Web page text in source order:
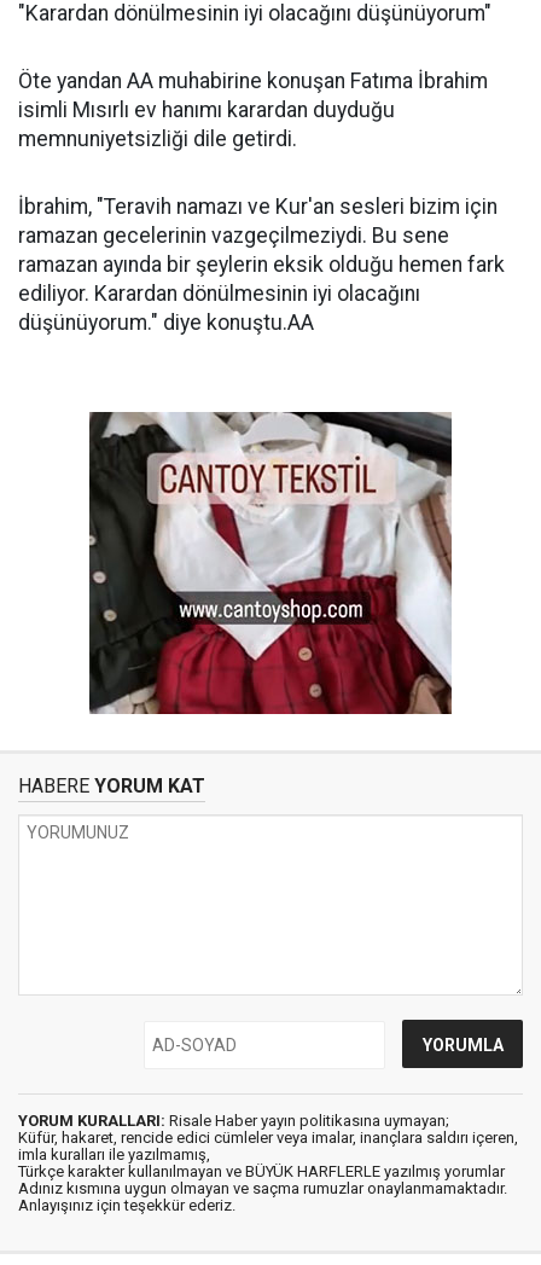
"Karardan dönülmesinin iyi olacağını düşünüyorum"
Öte yandan AA muhabirine konuşan Fatıma İbrahim
isimli Mısırlı ev hanımı karardan duyduğu
memnuniyetsizliği dile getirdi.
İbrahim, "Teravih namazı ve Kur'an sesleri bizim için
ramazan gecelerinin vazgeçilmeziydi. Bu sene
ramazan ayında bir şeylerin eksik olduğu hemen fark
ediliyor. Karardan dönülmesinin iyi olacağını
düşünüyorum." diye konuştu.AA
HABERE YORUM KAT
YORUM KURALLARI: Risale Haber yayın politikasına uymayan;
Küfür, hakaret, rencide edici cümleler veya imalar, inançlara saldırı içeren,
imla kuralları ile yazılmamış,
Türkçe karakter kullanılmayan ve BÜYÜK HARFLERLE yazılmış yorumlar
Adınız kısmına uygun olmayan ve saçma rumuzlar onaylanmamaktadır.
Anlayışınız için teşekkür ederiz.